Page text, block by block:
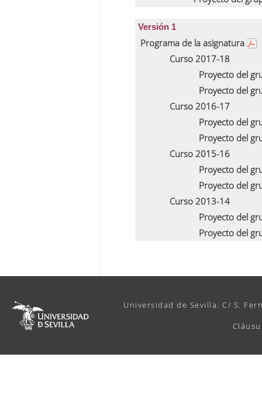
Versión 1
Programa de la asignatura
Curso 2017-18
Proyecto del
Proyecto del
Curso 2016-17
Proyecto del
Proyecto del
Curso 2015-16
Proyecto del
Proyecto del
Curso 2013-14
Proyecto del
Proyecto del
Universidad de Sevilla. C/ S.